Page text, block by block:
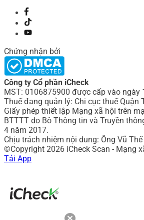
Chứng nhận bởi
Công ty Cổ phần iCheck
MST: 0106875900 được cấp vào
Thuế đang quản lý: Chi cục thuế Quận
Giấy phép thiết lập Mạng xã hội trên
BTTTT do Bô Thông tin và Truyền
4 năm 2017.
Chịu trách nhiệm nội dung: Ông Vũ Thế
©Copyright 2026 iCheck Scan - Mạng
Tải App